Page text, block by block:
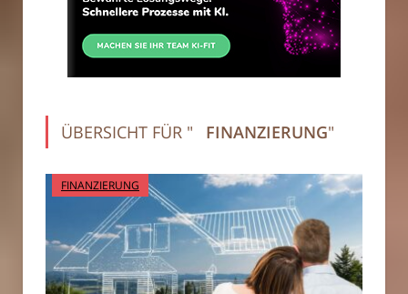
ÜBERSICHT FÜR " FINANZIERUNG"
FINANZIERUNG